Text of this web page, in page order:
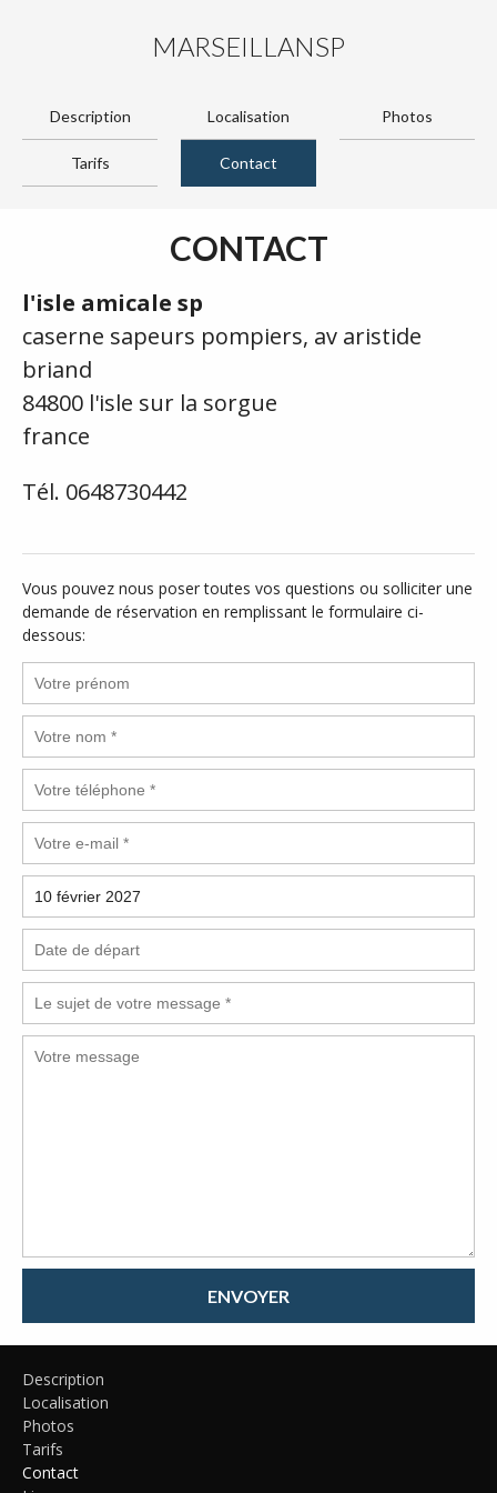
MARSEILLANSP
Description Localisation Photos
Tarifs Contact
CONTACT
l'isle amicale sp
caserne sapeurs pompiers, av aristide
briand
84800 l'isle sur la sorgue
france
Tél. 0648730442
Vous pouvez nous poser toutes vos questions ou solliciter une
demande de réservation en remplissant le formulaire ci-
dessous:
ENVOYER
Description
Localisation
Photos
Tarifs
Contact